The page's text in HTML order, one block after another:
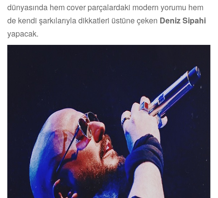
dünyasında hem cover parçalardaki modern yorumu hem
de kendi şarkılarıyla dikkatleri üstüne çeken Deniz Sipahi
yapacak.